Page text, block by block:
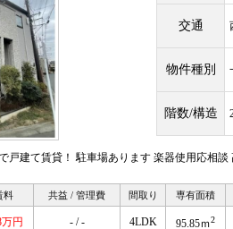
交通
物件種別
階数/構造
戸建て賃貸！ 駐車場あります 楽器使用応相談
料 共益 / 管理費 間取り 専有面積
万円 - / - 4LDK 95.85ｍ2